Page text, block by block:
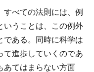
べての法則には、例
いうことは、この例外
である。同時に科学は
て進歩していくのであ
あてはまらない方面